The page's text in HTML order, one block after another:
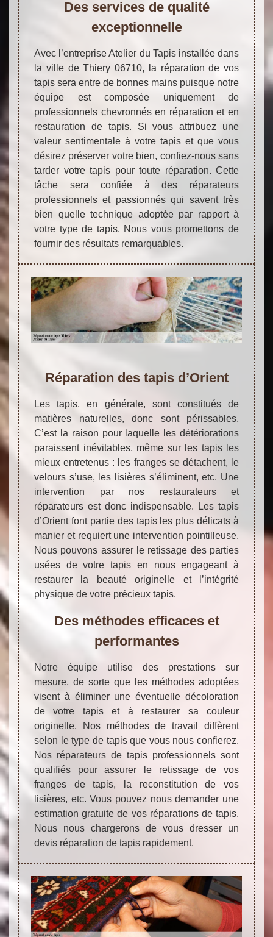
Des services de qualité
exceptionnelle
Avec l’entreprise Atelier du Tapis installée dans
la ville de Thiery 06710, la réparation de vos
tapis sera entre de bonnes mains puisque notre
équipe est composée uniquement de
professionnels chevronnés en réparation et en
restauration de tapis. Si vous attribuez une
valeur sentimentale à votre tapis et que vous
désirez préserver votre bien, confiez-nous sans
tarder votre tapis pour toute réparation. Cette
tâche sera confiée à des réparateurs
professionnels et passionnés qui savent très
bien quelle technique adoptée par rapport à
votre type de tapis. Nous vous promettons de
fournir des résultats remarquables.
Réparation des tapis d’Orient
Les tapis, en générale, sont constitués de
matières naturelles, donc sont périssables.
C’est la raison pour laquelle les détériorations
paraissent inévitables, même sur les tapis les
mieux entretenus : les franges se détachent, le
velours s’use, les lisières s’éliminent, etc. Une
intervention par nos restaurateurs et
réparateurs est donc indispensable. Les tapis
d’Orient font partie des tapis les plus délicats à
manier et requiert une intervention pointilleuse.
Nous pouvons assurer le retissage des parties
usées de votre tapis en nous engageant à
restaurer la beauté originelle et l’intégrité
physique de votre précieux tapis.
Des méthodes efficaces et
performantes
Notre équipe utilise des prestations sur
mesure, de sorte que les méthodes adoptées
visent à éliminer une éventuelle décoloration
de votre tapis et à restaurer sa couleur
originelle. Nos méthodes de travail diffèrent
selon le type de tapis que vous nous confierez.
Nos réparateurs de tapis professionnels sont
qualifiés pour assurer le retissage de vos
franges de tapis, la reconstitution de vos
lisières, etc. Vous pouvez nous demander une
estimation gratuite de vos réparations de tapis.
Nous nous chargerons de vous dresser un
devis réparation de tapis rapidement.